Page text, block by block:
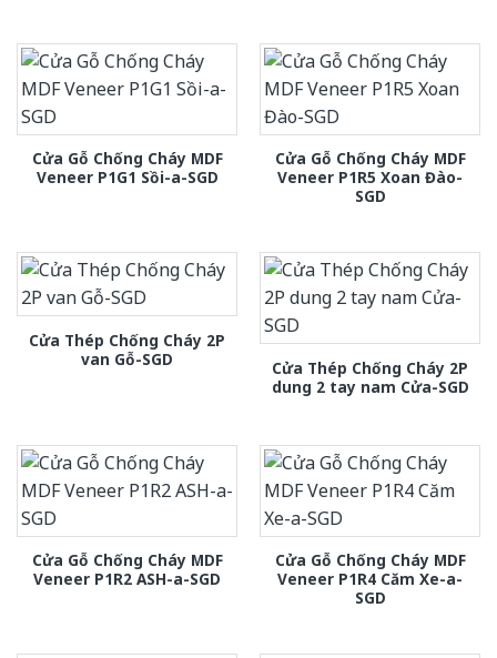
Cửa Gỗ Chống Cháy MDF
Veneer P1G1 Sồi-a-SGD
Cửa Gỗ Chống Cháy MDF
Veneer P1R5 Xoan Đào-
SGD
Cửa Thép Chống Cháy 2P
van Gỗ-SGD
Cửa Thép Chống Cháy 2P
dung 2 tay nam Cửa-SGD
Cửa Gỗ Chống Cháy MDF
Veneer P1R2 ASH-a-SGD
Cửa Gỗ Chống Cháy MDF
Veneer P1R4 Căm Xe-a-
SGD